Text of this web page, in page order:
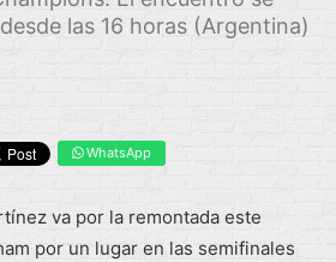
las 16 horas (Argentina)
WhatsApp
va por la remontada este
por un lugar en las semifinales